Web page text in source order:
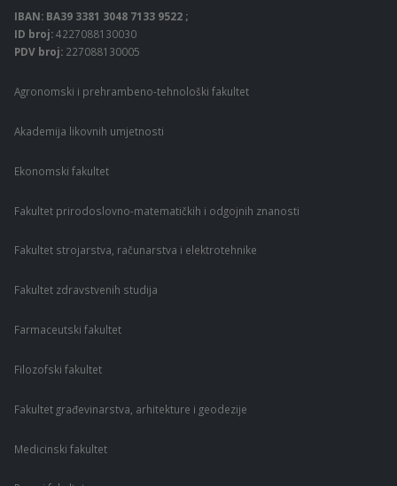
IBAN: BA39 3381 3048 7133 9522 ;
ID broj:4227088130030
PDV broj: 227088130005
Agronomski i prehrambeno-tehnološki fakultet
Akademija likovnih umjetnosti
Ekonomski fakultet
Fakultet prirodoslovno-matematičkih i odgojnih znanosti
Fakultet strojarstva, računarstva i elektrotehnike
Fakultet zdravstvenih studija
Farmaceutski fakultet
Filozofski fakultet
Fakultet građevinarstva, arhitekture i geodezije
Medicinski fakultet